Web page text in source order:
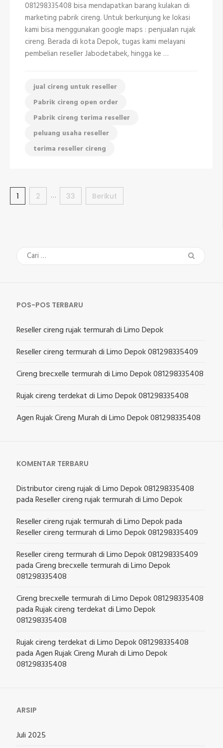
di
Cipayung
Depok
081298335408
081298335408 bisa mendapatkan barang kulakan di
marketing pabrik cireng. Untuk berkunjung ke lokasi
kami bisa menggunakan google maps : penjualan rujak
cireng. Berada di kota Depok, tugas kami melayani
pembelian reseller Jabodetabek, hingga ke …
jual cireng untuk reseller
Pabrik cireng open order
Pabrik cireng terima reseller
peluang usaha reseller
terima reseller cireng
Paginasi
pos
Halaman
1 Halaman
2 … Halaman
33 Berikut
Cari
untuk:
POS-POS TERBARU
Reseller cireng rujak termurah di Limo Depok
Reseller cireng termurah di Limo Depok 081298335409
Cireng brecxelle termurah di Limo Depok 081298335408
Rujak cireng terdekat di Limo Depok 081298335408
Agen Rujak Cireng Murah di Limo Depok 081298335408
KOMENTAR TERBARU
Distributor cireng rujak di Limo Depok 081298335408
padaReseller cireng rujak termurah di Limo Depok
Reseller cireng rujak termurah di Limo Depokpada
Reseller cireng termurah di Limo Depok 081298335409
Reseller cireng termurah di Limo Depok 081298335409
padaCireng brecxelle termurah di Limo Depok
081298335408
Cireng brecxelle termurah di Limo Depok 081298335408
padaRujak cireng terdekat di Limo Depok
081298335408
Rujak cireng terdekat di Limo Depok 081298335408
padaAgen Rujak Cireng Murah di Limo Depok
081298335408
ARSIP
Juli 2025